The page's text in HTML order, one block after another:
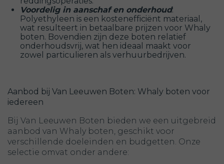
Voordelig in aanschaf en onderhoud:
Polyethyleen is een kostenefficiënt materiaal,
wat resulteert in betaalbare prijzen voor Whaly
boten. Bovendien zijn deze boten relatief
onderhoudsvrij, wat hen ideaal maakt voor
zowel particulieren als verhuurbedrijven.
Aanbod bij Van Leeuwen Boten: Whaly boten voor
iedereen
Bij Van Leeuwen Boten bieden we een uitgebreid
aanbod van Whaly boten, geschikt voor
verschillende doeleinden en budgetten. Onze
selectie omvat onder andere: